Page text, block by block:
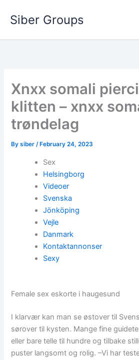
Siber Groups
Xnxx somali
klitten – xnxx
trøndelag
Bysiber/ February 24, 2023
Sex
Helsingborg
Videoer
Svenska
Jönköping
Vejle
Danmark
Kontaktannonser
Sexy
Female sex eskorte i haugesund
I klarvær kan man se østover til
sørover til kysten. Mange fine
eller bare telle til hundre og tilbake
puster langsomt og rolig. –Vi har